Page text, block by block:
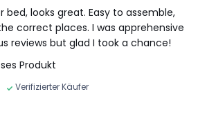
bed, looks great. Easy to assemble,
correct places. I was apprehensive
reviews but glad I took a chance!
Produkt
Verifizierter Käufer